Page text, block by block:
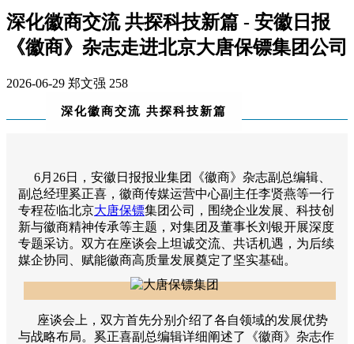
深化徽商交流 共探科技新篇 - 安徽日报
《徽商》杂志走进北京大唐保镖集团公司
2026-06-29 郑文强 258
深化徽商交流 共探科技新篇
6月26日，安徽日报报业集团《徽商》杂志副总编辑、
副总经理奚正喜，徽商传媒运营中心副主任李贤燕等一行
专程莅临北京大唐保镖集团公司，围绕企业发展、科技创
新与徽商精神传承等主题，对集团及董事长刘银开展深度
专题采访。双方在座谈会上坦诚交流、共话机遇，为后续
媒企协同、赋能徽商高质量发展奠定了坚实基础。
座谈会上，双方首先分别介绍了各自领域的发展优势
与战略布局。奚正喜副总编辑详细阐述了《徽商》杂志作